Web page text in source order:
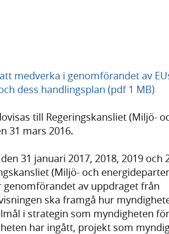
medverka i genomförandet av
dess handlingsplan (pdf 1 MB)
till Regeringskansliet (Miljö-
31 mars 2016.
31 januari 2017, 2018, 2019 och
(Miljö- och
av uppdraget från
ska framgå hur
i strategin som myndigheten
har ingått, projekt som